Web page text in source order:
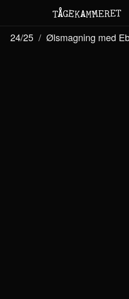
TÅGEKAMMERET
24/25 Ølsmagning med